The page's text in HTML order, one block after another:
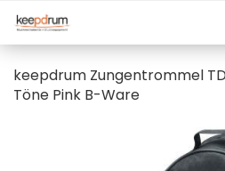
keepdrum Zungentrommel
Töne Pink B-Ware